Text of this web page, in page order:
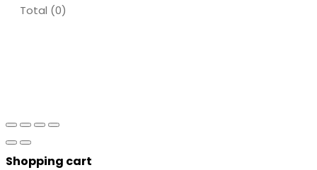
Total (0)
Shopping cart